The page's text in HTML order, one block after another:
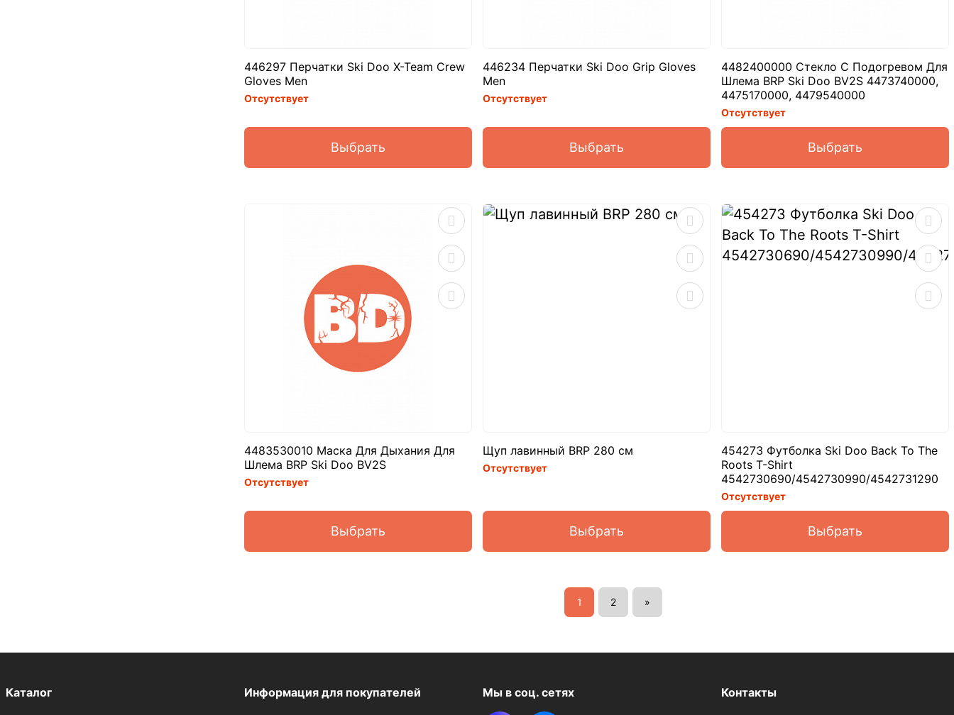
446297 Перчатки Ski Doo X-Team Crew
Gloves Men
Отсутствует
Выбрать
446234 Перчатки Ski Doo Grip Gloves
Men
Отсутствует
Выбрать
4482400000 Стекло С Подогревом Для
Шлема BRP Ski Doo BV2S 4473740000,
4475170000, 4479540000
Отсутствует
Выбрать
4483530010 Маска Для Дыхания Для
Шлема BRP Ski Doo BV2S
Отсутствует
Выбрать
Щуп лавинный BRP 280 см
Отсутствует
Выбрать
454273 Футболка Ski Doo Back To The
Roots T-Shirt
4542730690/4542730990/4542731290
Отсутствует
Выбрать
1 2 »
Каталог
Информация для покупателей
Мы в соц. сетях Контакты